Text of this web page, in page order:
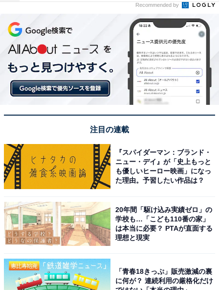
九州圏「2022年 借りて住みたい行政区」TOP3（プレスリリース画像より
抜粋）
第1位：福岡市博多区
博多駅や福岡空港、博多港を擁しており、陸海空の多様
Recommended by
注目の連載
『スパイダーマン：ブランド・
ニュー・デイ』が「史上もっと
も優しいヒーロー映画」になっ
た理由。予習したい作品は？
20年間「駆け込み実績ゼロ」の
学校も…「こども110番の家」
は本当に必要？ PTAが直面する
理想と現実
「青春18きっぷ」販売激減の裏
に何が？ 連続利用の厳格化だけ